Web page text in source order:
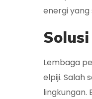
energi yang
Lembaga
elpiji. Salah